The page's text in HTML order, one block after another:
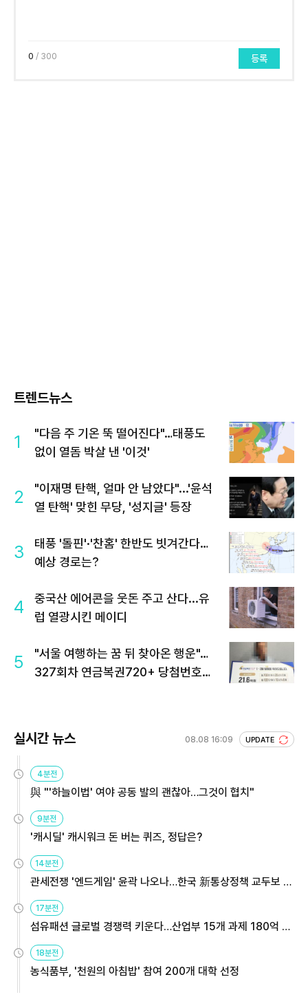
0 / 300 등록
트렌드뉴스
1
"다음 주 기온 뚝 떨어진다"…태풍도
없이 열돔 박살 낸 '이것'
2
"이재명 탄핵, 얼마 안 남았다"...'윤석
열 탄핵' 맞힌 무당, '성지글' 등장
3
태풍 '돌핀'·'찬홈' 한반도 빗겨간다…
예상 경로는?
4
중국산 에어콘을 웃돈 주고 산다...유
럽 열광시킨 메이디
5
"서울 여행하는 꿈 뒤 찾아온 행운"…
327회차 연금복권720+ 당첨번호조
실시간 뉴스 08.08 16:09 UPDATE
4분전
與 "'하늘이법' 여야 공동 발의 괜찮아…그것이 협치"
9분전
'캐시딜' 캐시워크 돈 버는 퀴즈, 정답은?
14분전
관세전쟁 '엔드게임' 윤곽 나오나…한국 新통상정책 교두보 활
용해야
17분전
섬유패션 글로벌 경쟁력 키운다…산업부 15개 과제 180억 지
원
18분전
농식품부, '천원의 아침밥' 참여 200개 대학 선정